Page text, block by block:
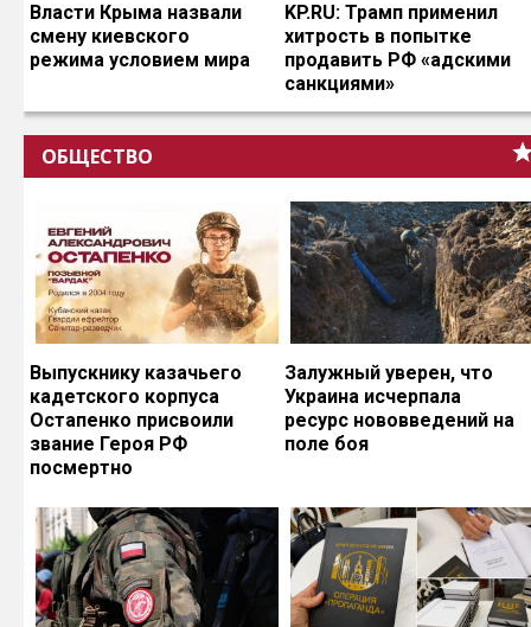
Власти Крыма назвали
смену киевского
режима условием мира
KP.RU: Трамп применил
хитрость в попытке
продавить РФ «адскими
санкциями»
ОБЩЕСТВО
Выпускнику казачьего
кадетского корпуса
Остапенко присвоили
звание Героя РФ
посмертно
Залужный уверен, что
Украина исчерпала
ресурс нововведений на
поле боя